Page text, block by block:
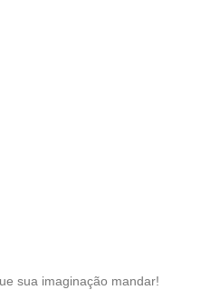
sua imaginação mandar!